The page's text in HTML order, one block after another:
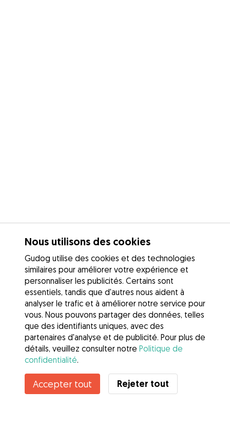
Nous utilisons des cookies
Gudog utilise des cookies et des technologies
similaires pour améliorer votre expérience et
personnaliser les publicités. Certains sont
essentiels, tandis que d'autres nous aident à
analyser le trafic et à améliorer notre service pour
vous. Nous pouvons partager des données, telles
que des identifiants uniques, avec des
partenaires d'analyse et de publicité. Pour plus de
détails, veuillez consulter notre Politique de
confidentialité.
Accepter tout Rejeter tout